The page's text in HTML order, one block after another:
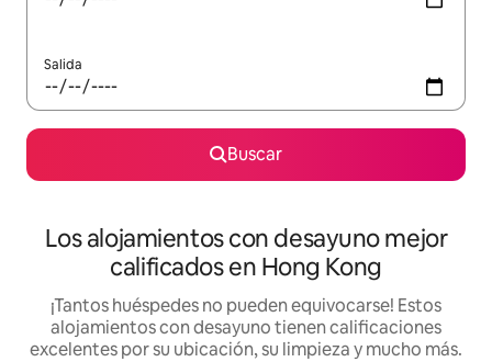
Salida
Buscar
Los alojamientos con desayuno mejor
calificados en Hong Kong
¡Tantos huéspedes no pueden equivocarse! Estos
alojamientos con desayuno tienen calificaciones
excelentes por su ubicación, su limpieza y mucho más.